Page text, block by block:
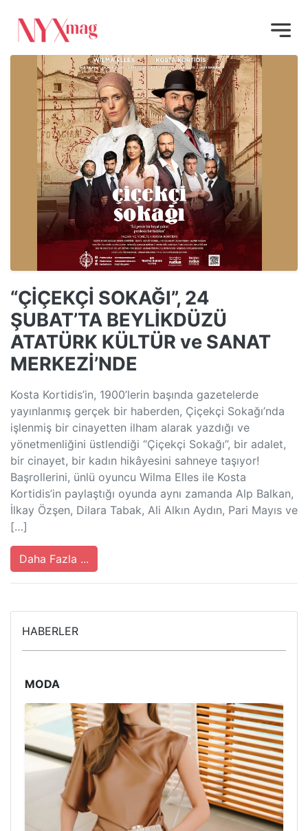
“ÇİÇEKÇİ SOKAĞI”, 24
ŞUBAT’TA BEYLİKDÜZÜ
ATATÜRK KÜLTÜR ve SANAT
MERKEZİ’NDE
Kosta Kortidis’in, 1900’lerin başında gazetelerde
yayınlanmış gerçek bir haberden, Çiçekçi Sokağı’nda
işlenmiş bir cinayetten ilham alarak yazdığı ve
yönetmenliğini üstlendiği “Çiçekçi Sokağı”, bir adalet,
bir cinayet, bir kadın hikâyesini sahneye taşıyor!
Başrollerini, ünlü oyuncu Wilma Elles ile Kosta
Kortidis’in paylaştığı oyunda aynı zamanda Alp Balkan,
İlkay Özşen, Dilara Tabak, Ali Alkın Aydın, Pari Mayıs ve
[…]
Daha Fazla ...
HABERLER
MODA